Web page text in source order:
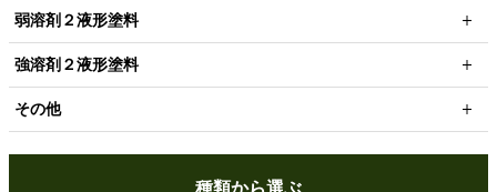
弱溶剤２液形塗料
強溶剤２液形塗料
その他
種類から選ぶ